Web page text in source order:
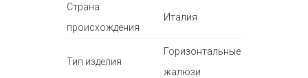
Страна
происхождения
Италия
Тип изделия
Горизонтальные
жалюзи